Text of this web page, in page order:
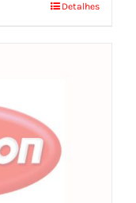
Detalhes